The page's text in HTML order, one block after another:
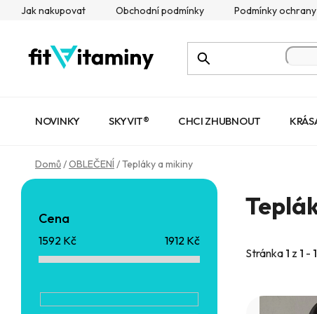
PřejítJak nakupovat Obchodní podmínky Podmínky
NOVINKY SKYVIT® CHCI ZHUBNOUT
Domů/OBLEČENÍ /Tepláky a mikiny
P
Cena
1592 Kč 1912 Kč
Stránka 1 z 1 -
V